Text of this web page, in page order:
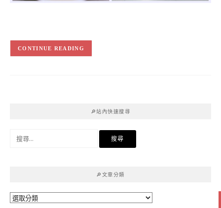
CONTINUE READING
🔎站內快速搜尋
🔎文章分類
🔎